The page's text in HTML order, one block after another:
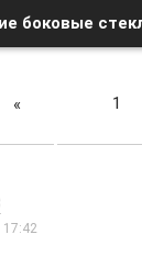
« 1
17:42